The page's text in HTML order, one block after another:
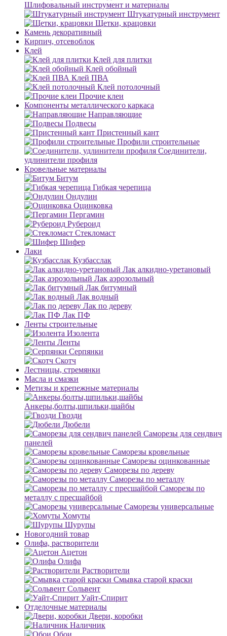
Шлифовальный инструмент и материалы
Штукатурный инструмент
Щетки, крацовки
Камень декоративный
Кирпич, отсевоблок
Клей
Клей для плитки
Клей обойный
Клей ПВА
Клей потолочный
Прочие клеи
Компоненты металлического каркаса
Направляющие
Подвесы
Пристенный кант
Профили строительные
Соединители,
удлинители профиля
Кровельные материалы
Битум
Гибкая черепица
Ондулин
Оцинковка
Пергамин
Рубероид
Стекломаст
Шифер
Лаки
Кузбасслак
Лак алкидно-уретановый
Лак аэрозольный
Лак битумный
Лак водный
Лак по дереву
Лак ПФ
Ленты строительные
Изолента
Ленты
Серпянки
Скотч
Лестницы, стремянки
Масла и смазки
Метизы и крепежные материалы
Анкеры,болты,шпильки,шайбы
Гвозди
Дюбели
Саморезы для сендвич
панелей
Саморезы кровельные
Саморезы оцинкованные
Саморезы по дереву
Саморезы по металлу
Саморезы по
металлу с пресшайбой
Саморезы универсальные
Хомуты
Шурупы
Новогодний товар
Олифа, растворители
Ацетон
Олифа
Растворители
Смывка старой краски
Сольвент
Уайт-Спирит
Отделочные материалы
Двери, коробки
Наличник
Обои